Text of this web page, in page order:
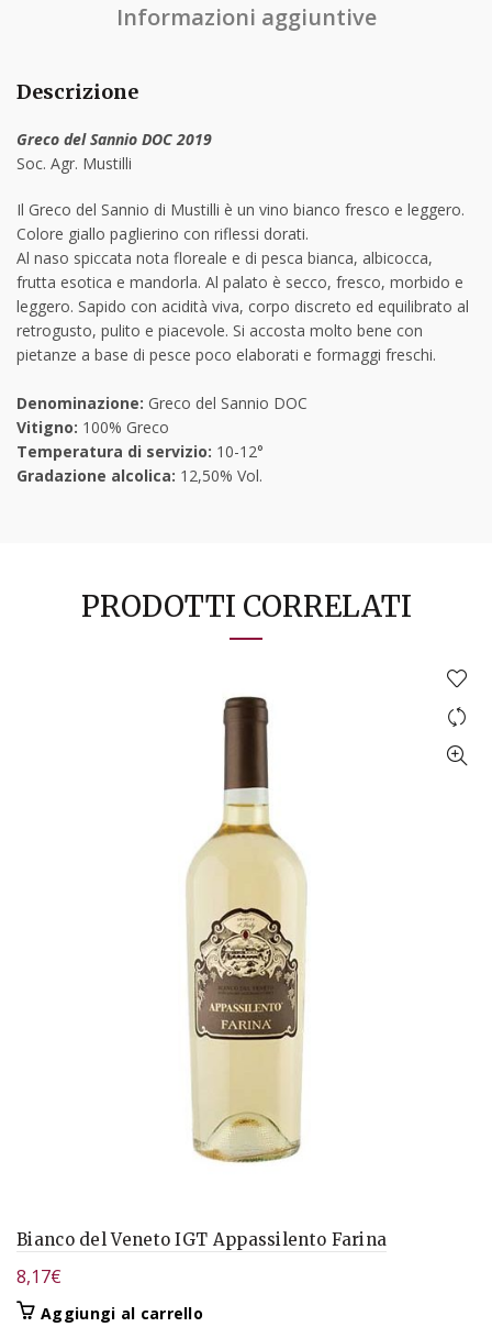
Informazioni aggiuntive
Descrizione
Greco del Sannio DOC 2019
Soc. Agr. Mustilli
Il Greco del Sannio di Mustilli è un vino bianco fresco e leggero.
Colore giallo paglierino con riflessi dorati.
Al naso spiccata nota floreale e di pesca bianca, albicocca,
frutta esotica e mandorla. Al palato è secco, fresco, morbido e
leggero. Sapido con acidità viva, corpo discreto ed equilibrato al
retrogusto, pulito e piacevole. Si accosta molto bene con
pietanze a base di pesce poco elaborati e formaggi freschi.
Denominazione: Greco del Sannio DOC
Vitigno: 100% Greco
Temperatura di servizio: 10-12°
Gradazione alcolica: 12,50% Vol.
PRODOTTI CORRELATI
Bianco del Veneto IGT Appassilento Farina
8,17€
Aggiungi al carrello